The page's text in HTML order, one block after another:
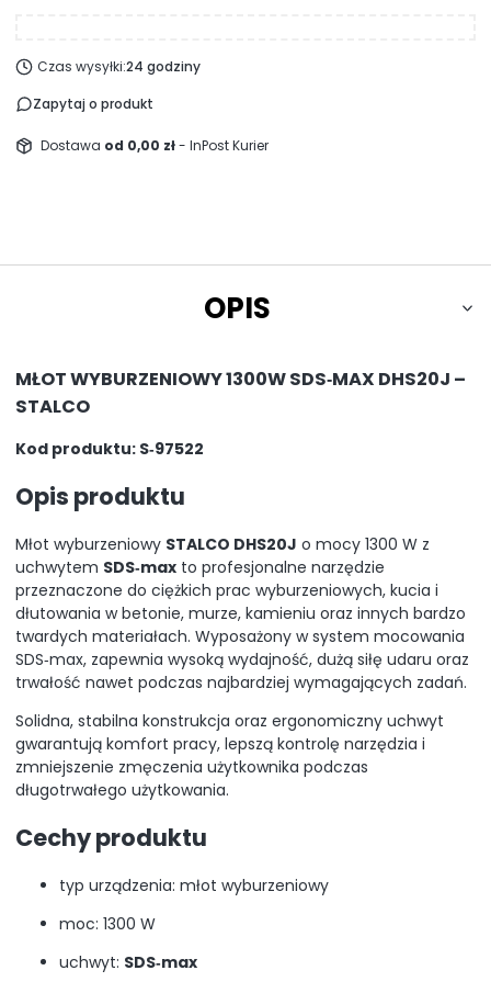
Czas wysyłki:24 godziny
Zapytaj o produkt
Dostawa od 0,00 zł- InPost Kurier
OPIS
MŁOT WYBURZENIOWY 1300W SDS‑MAX DHS20J –
STALCO
Kod produktu: S‑97522
Opis produktu
Młot wyburzeniowy STALCO DHS20J o mocy 1300 W z
uchwytem SDS‑max to profesjonalne narzędzie
przeznaczone do ciężkich prac wyburzeniowych, kucia i
dłutowania w betonie, murze, kamieniu oraz innych bardzo
twardych materiałach. Wyposażony w system mocowania
SDS‑max, zapewnia wysoką wydajność, dużą siłę udaru oraz
trwałość nawet podczas najbardziej wymagających zadań.
Solidna, stabilna konstrukcja oraz ergonomiczny uchwyt
gwarantują komfort pracy, lepszą kontrolę narzędzia i
zmniejszenie zmęczenia użytkownika podczas
długotrwałego użytkowania.
Cechy produktu
typ urządzenia: młot wyburzeniowy
moc: 1300 W
uchwyt: SDS‑max